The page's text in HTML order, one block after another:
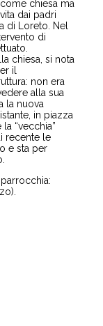
chiesa ma
dai padri
di Loreto. Nel
di
chiesa, si nota
il
non era
alla sua
la nuova
in piazza
“vecchia”
recente le
e sta per